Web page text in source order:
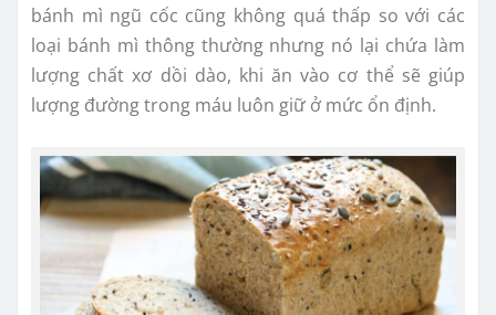
bánh mì ngũ cốc cũng không quá thấp so với các
loại bánh mì thông thường nhưng nó lại chứa làm
lượng chất xơ dồi dào, khi ăn vào cơ thể sẽ giúp
lượng đường trong máu luôn giữ ở mức ổn định.